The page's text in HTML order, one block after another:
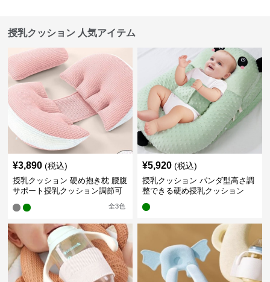
授乳クッション 人気アイテム
¥3,890 (税込)
授乳クッション 硬め抱き枕 腰腹
サポート授乳クッション調節可
全3色
¥5,920 (税込)
授乳クッション パンダ型高さ調
整できる硬め授乳クッション